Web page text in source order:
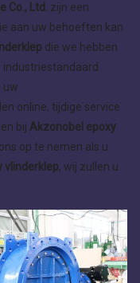
Co., Ltd. zijn een
aan uw behoeften kan
die we hebben
uw
online, tijdige service
bij Akzonobel epoxy
op te nemen als u
vlinderklep, wij zullen u